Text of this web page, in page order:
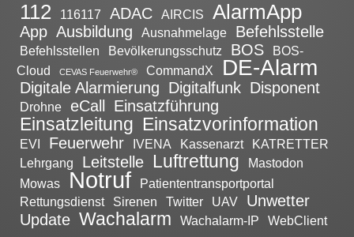
112 116117 ADAC AIRCIS AlarmApp
App Ausbildung Ausnahmelage Befehlsstelle
Befehlsstellen Bevölkerungsschutz BOS
BOS-
Cloud
CEVAS Feuerwehr® CommandX DE-Alarm
Digitale Alarmierung Digitalfunk Disponent
Drohne eCall Einsatzführung
Einsatzleitung Einsatzvorinformation
EVI Feuerwehr IVENA Kassenarzt
KATRETTER
Lehrgang
Leitstelle Luftrettung
Mastodon
Mowas
Notruf
Patiententransportportal
Rettungsdienst
Sirenen Twitter UAV
Unwetter
Update Wachalarm Wachalarm-IP WebClient